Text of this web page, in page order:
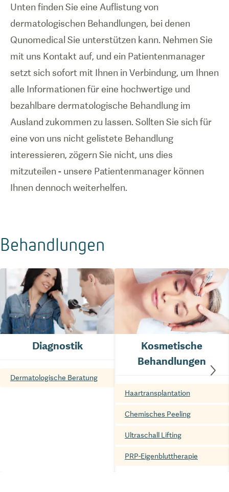
Unten finden Sie eine Auflistung von
dermatologischen Behandlungen, bei denen
Qunomedical Sie unterstützen kann. Nehmen Sie
mit uns Kontakt auf, und ein Patientenmanager
setzt sich sofort mit Ihnen in Verbindung, um Ihnen
alle Informationen für eine hochwertige und
bezahlbare dermatologische Behandlung im
Ausland zukommen zu lassen. Sollten Sie sich für
eine von uns nicht gelistete Behandlung
interessieren, zögern Sie nicht, uns dies
mitzuteilen - unsere Patientenmanager können
Ihnen dennoch weiterhelfen.
Behandlungen
Diagnostik
Dermatologische Beratung
Kosmetische
Behandlungen
Haartransplantation
Chemisches Peeling
Ultraschall Lifting
PRP-Eigenbluttherapie